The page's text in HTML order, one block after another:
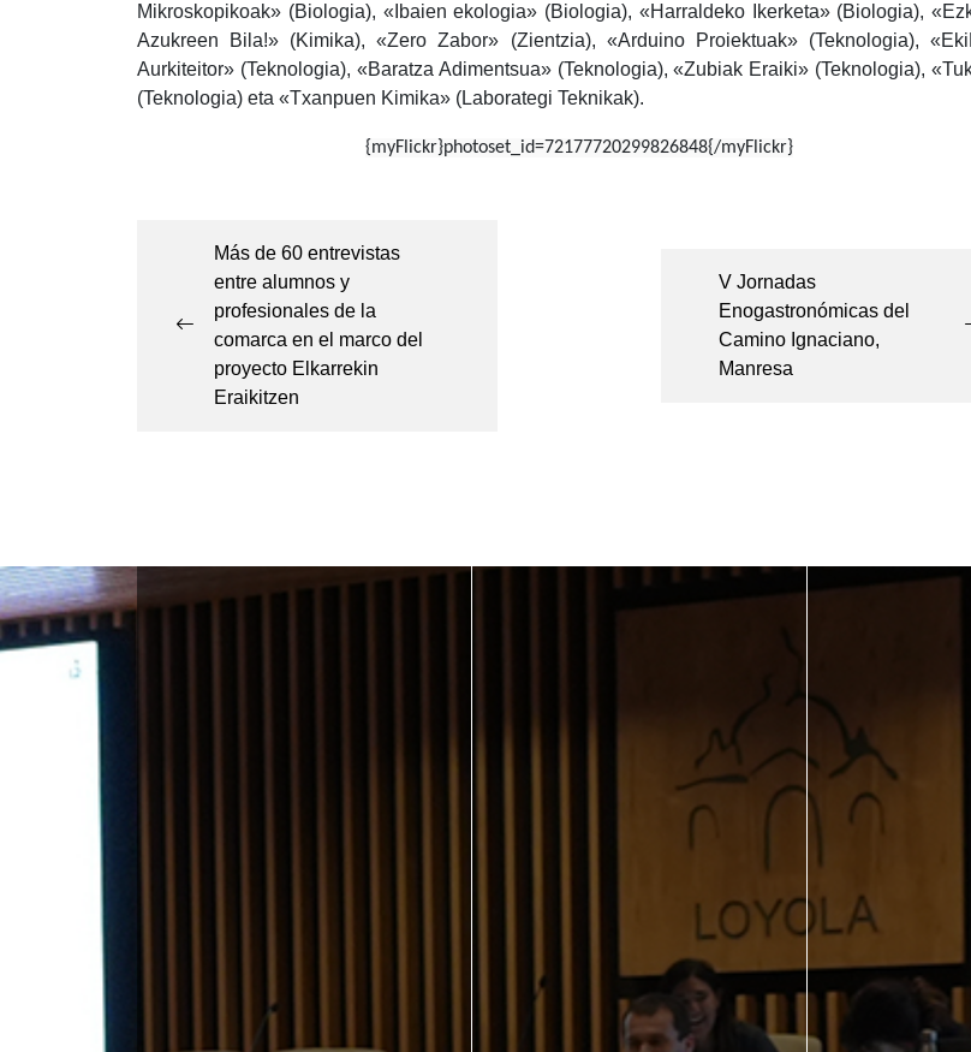
Mikroskopikoak» (Biologia), «Ibaien ekologia» (Biologia), «Harraldeko Ikerketa» (Biologia),
Azukreen Bila!» (Kimika), «Zero Zabor» (Zientzia), «Arduino Proiektuak» (Teknologia),
Aurkiteitor» (Teknologia), «Baratza Adimentsua» (Teknologia), «Zubiak Eraiki» (Teknologia),
(Teknologia) eta «Txanpuen Kimika» (Laborategi Teknikak).
{myFlickr}photoset_id=72177720299826848{/myFlickr}
entradas
Más de 60 entrevistas
entre alumnos y
profesionales de la
comarca en el marco del
proyecto Elkarrekin
Eraikitzen
V Jornadas
Enogastronómicas del
Camino Ignaciano,
Manresa